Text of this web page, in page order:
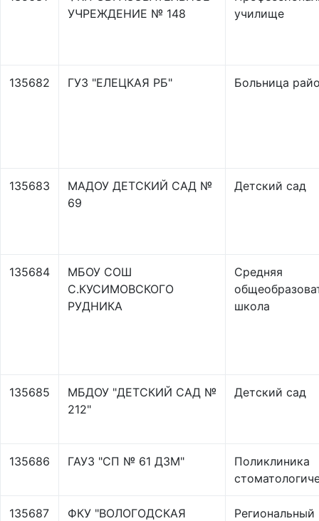
УЧРЕЖДЕНИЕ № 148
училище
135682 ГУЗ "ЕЛЕЦКАЯ РБ" Больница
135683
МАДОУ ДЕТСКИЙ САД №
69
Детский сад
135684
МБОУ СОШ
С.КУСИМОВСКОГО
РУДНИКА
Средняя
школа
135685
МБДОУ "ДЕТСКИЙ САД №
212"
Детский сад
135686 ГАУЗ "СП № 61 ДЗМ"
Поликлиника
135687
ФКУ "ВОЛОГОДСКАЯ
Региональный